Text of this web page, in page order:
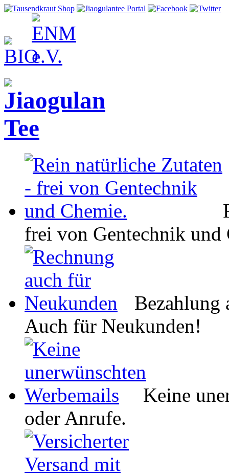
frei von Gentechnik und
Bezahlung
Auch für Neukunden!
Keine
oder Anrufe.